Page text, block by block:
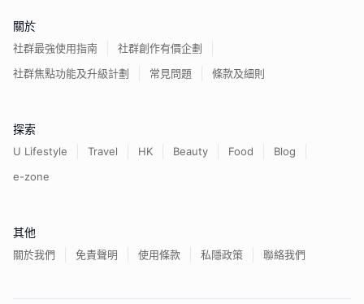
關於
社群最強使用指南
社群創作有價企劃
社群焦點功能及升級計劃
常見問題 條款及細則
探索
U Lifestyle Travel HK Beauty Food
Blog
e-zone
其他
關於我們 免責聲明 使用條款 私隱政策 聯絡我們